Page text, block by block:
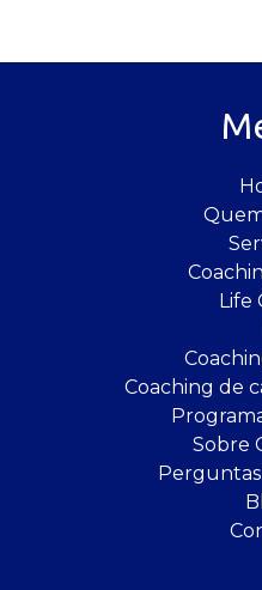
Life
Coaching de
Sobre